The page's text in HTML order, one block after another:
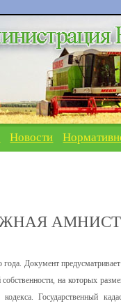
Новости
Документ
на которых
Государственный